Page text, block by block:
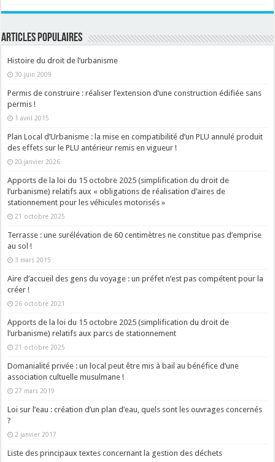
ARTICLES POPULAIRES
Histoire du droit de l’urbanisme
30 juin 2009
Permis de construire : réaliser l’extension d’une construction édifiée sans
permis !
1 avril 2015
Plan Local d’Urbanisme : la mise en compatibilité d’un PLU annulé produit
des effets sur le PLU antérieur remis en vigueur !
20 janvier 2026
Apports de la loi du 15 octobre 2025 (simplification du droit de
l’urbanisme) relatifs aux « obligations de réalisation d’aires de
stationnement pour les véhicules motorisés »
21 octobre 2025
Terrasse : une surélévation de 60 centimètres ne constitue pas d’emprise
au sol !
3 mars 2015
Aire d’accueil des gens du voyage : un préfet n’est pas compétent pour la
créer !
26 octobre 2021
Apports de la loi du 15 octobre 2025 (simplification du droit de
l’urbanisme) relatifs aux parcs de stationnement
21 octobre 2025
Domanialité privée : un local peut être mis à bail au bénéfice d’une
association cultuelle musulmane !
27 mars 2019
Loi sur l’eau : création d’un plan d’eau, quels sont les ouvrages concernés
?
2 janvier 2017
Liste des principaux textes concernant la gestion des déchets